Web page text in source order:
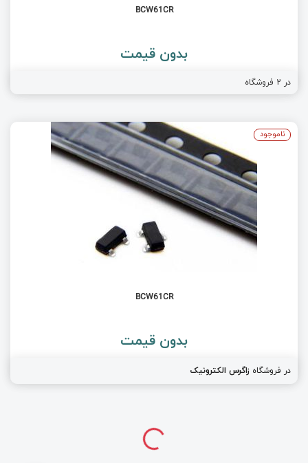
BCW61CR
بدون قیمت
در 2 فروشگاه
BCW61CR
بدون قیمت
در فروشگاه زاگرس الکترونیک
ناموجود